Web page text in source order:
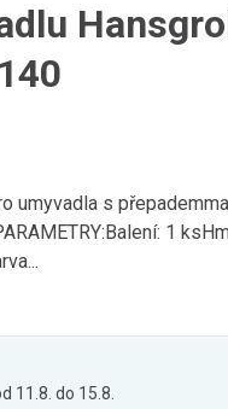
umyvadla s
1
11.8. do 15.8.